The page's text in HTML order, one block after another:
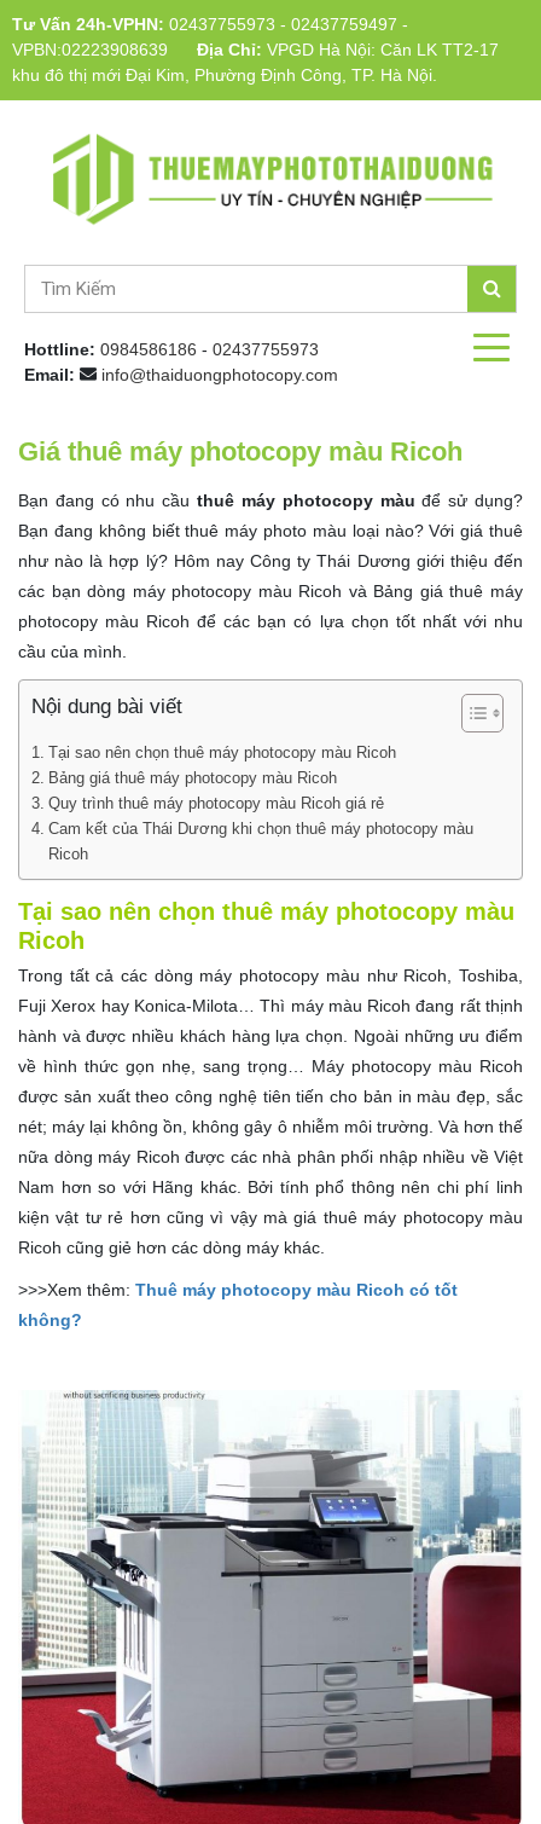
Tư Vấn 24h-VPHN: 02437755973 - 02437759497 -
VPBN:02223908639
Địa Chỉ: VPGD Hà Nội: Căn LK TT2-17
khu đô thị mới Đại Kim, Phường Định Công, TP. Hà Nội.
Hottline: 0984586186 - 02437755973
Email:
info@thaiduongphotocopy.com
Giá thuê máy photocopy màu Ricoh
Bạn đang có nhu cầuthuê máy photocopy màu để sử dụng?
Bạn đang không biết thuê máy photo màu loại nào? Với giá thuê
như nào là hợp lý? Hôm nay Công ty Thái Dương giới thiệu đến
các bạn dòng máy photocopy màu Ricoh và Bảng giá thuê máy
photocopy màu Ricoh để các bạn có lựa chọn tốt nhất với nhu
cầu của mình.
Nội dung bài viết
Tại sao nên chọn thuê máy photocopy màu Ricoh
Bảng giá thuê máy photocopy màu Ricoh
Quy trình thuê máy photocopy màu Ricoh giá rẻ
Cam kết của Thái Dương khi chọn thuê máy photocopy màu
Ricoh
Tại sao nên chọn thuê máy photocopy màu
Ricoh
Trong tất cả các dòng máy photocopy màu như Ricoh, Toshiba,
Fuji Xerox hay Konica-Milota… Thì máy màu Ricoh đang rất thịnh
hành và được nhiều khách hàng lựa chọn. Ngoài những ưu điểm
về hình thức gọn nhẹ, sang trọng… Máy photocopy màu Ricoh
được sản xuất theo công nghệ tiên tiến cho bản in màu đẹp, sắc
nét; máy lại không ồn, không gây ô nhiễm môi trường. Và hơn thế
nữa dòng máy Ricoh được các nhà phân phối nhập nhiều về Việt
Nam hơn so với Hãng khác. Bởi tính phổ thông nên chi phí linh
kiện vật tư rẻ hơn cũng vì vậy mà giá thuê máy photocopy màu
Ricoh cũng giẻ hơn các dòng máy khác.
>>>Xem thêm: Thuê máy photocopy màu Ricoh có tốt
không?